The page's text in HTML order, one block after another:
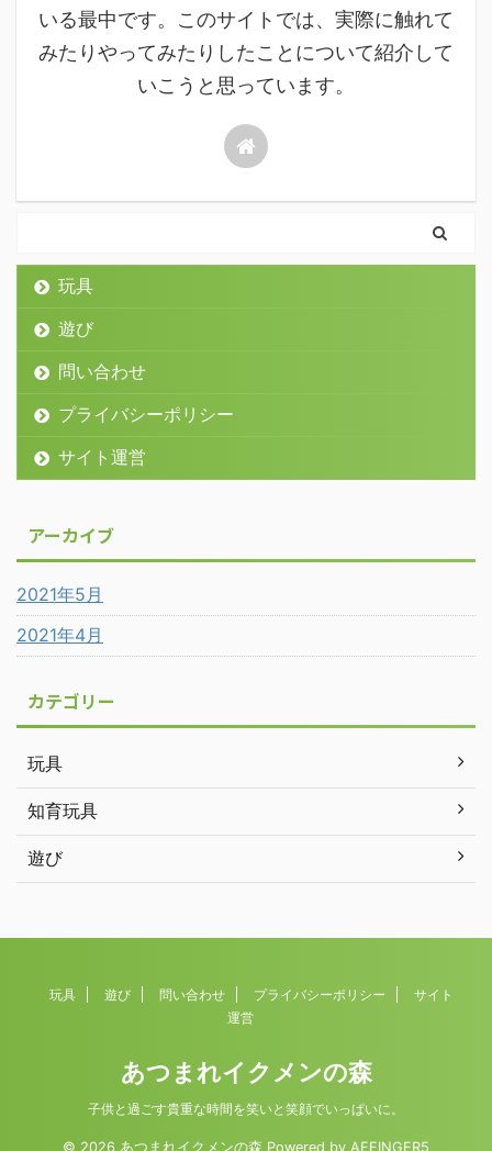
いる最中です。このサイトでは、実際に触れて
みたりやってみたりしたことについて紹介して
いこうと思っています。
玩具
遊び
問い合わせ
プライバシーポリシー
サイト運営
アーカイブ
2021年5月
2021年4月
カテゴリー
玩具
知育玩具
遊び
玩具 遊び 問い合わせ プライバシーポリシー
サイト
運営
あつまれイクメンの森
子供と過ごす貴重な時間を笑いと笑顔でいっぱいに。
© 2026 あつまれイクメンの森 Powered by AFFINGER5